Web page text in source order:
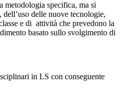
metodologia specifica, ma si
delle nuove tecnologie,
e di attività che prevedono la
basato sullo svolgimento di
in LS con conseguente